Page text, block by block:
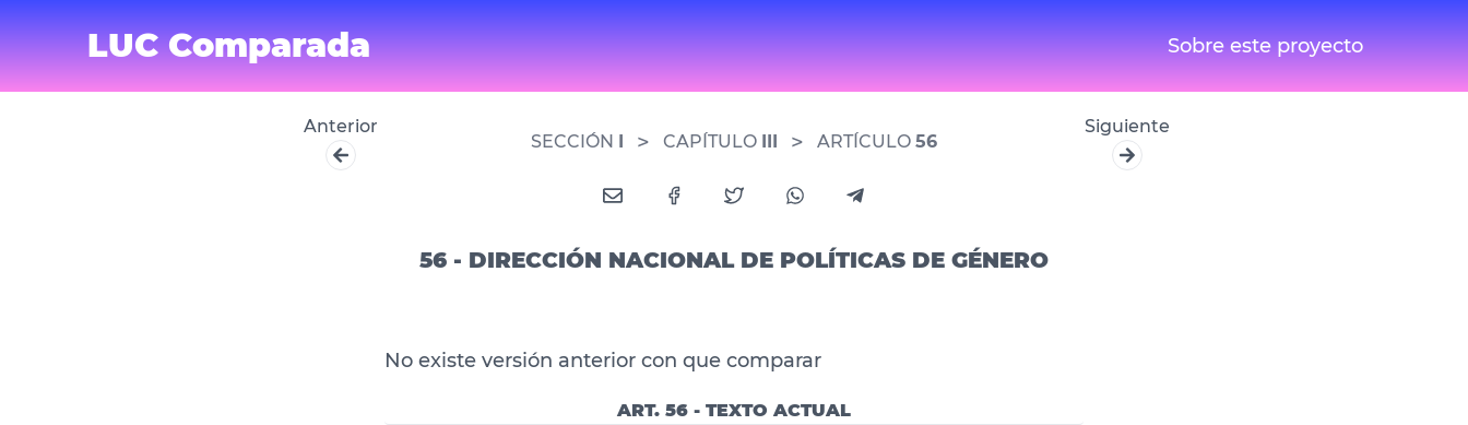
LUC Comparada Sobre este proyecto
Anterior
SECCIÓN I > CAPÍTULO III > ARTÍCULO 56
Siguiente
56 - DIRECCIÓN NACIONAL DE POLÍTICAS DE GÉNERO
No existe versión anterior con que comparar
ART. 56 - TEXTO ACTUAL